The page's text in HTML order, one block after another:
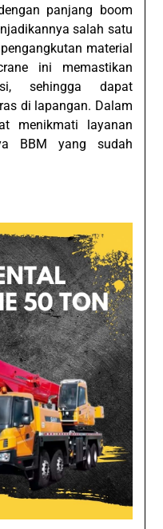
panjang boom
salah satu
material
ini memastikan
sehingga dapat
di lapangan. Dalam
menikmati layanan
BBM yang sudah